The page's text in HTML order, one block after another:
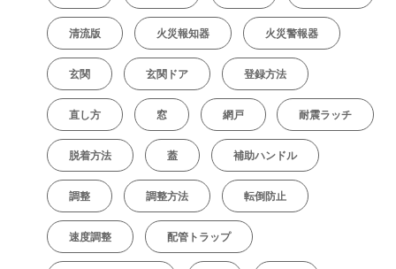
清流版 火災報知器 火災警報器
玄関 玄関ドア 登録方法
直し方 窓 網戸 耐震ラッチ
脱着方法 蓋 補助ハンドル
調整 調整方法 転倒防止
速度調整 配管トラップ